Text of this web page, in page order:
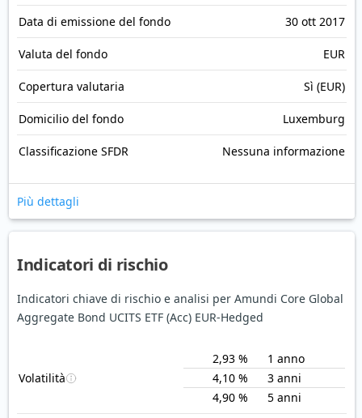
Data di emissione del fondo 30 ott 2017
Valuta del fondo EUR
Copertura valutaria Sì (EUR)
Domicilio del fondo Luxemburg
Classificazione SFDR Nessuna informazione
Più dettagli
Indicatori di rischio
Indicatori chiave di rischio e analisi per Amundi Core Global
Aggregate Bond UCITS ETF (Acc) EUR-Hedged
Volatilità
2,93 %
1 anno
4,10 %
3 anni
4,90 %
5 anni